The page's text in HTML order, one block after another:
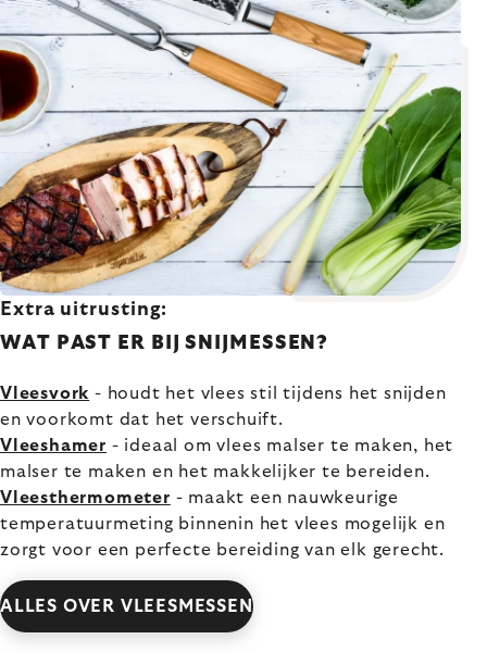
Extra uitrusting:
WAT PAST ER BIJ SNIJMESSEN?
Vleesvork - houdt het vlees stil tijdens het snijden
en voorkomt dat het verschuift.
Vleeshamer - ideaal om vlees malser te maken, het
malser te maken en het makkelijker te bereiden.
Vleesthermometer - maakt een nauwkeurige
temperatuurmeting binnenin het vlees mogelijk en
zorgt voor een perfecte bereiding van elk gerecht.
ALLES OVER VLEESMESSEN